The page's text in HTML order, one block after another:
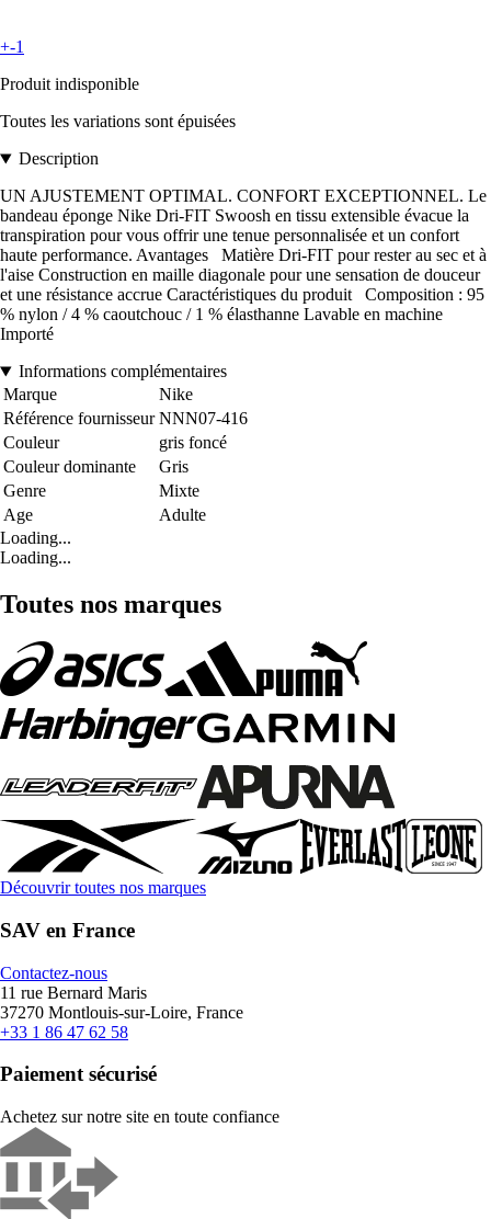
+-1
Produit indisponible
Toutes les variations sont épuisées
Description
UN AJUSTEMENT OPTIMAL. CONFORT EXCEPTIONNEL. Le
bandeau éponge Nike Dri-FIT Swoosh en tissu extensible évacue la
transpiration pour vous offrir une tenue personnalisée et un confort
haute performance. Avantages Matière Dri-FIT pour rester au sec et à
l'aise Construction en maille diagonale pour une sensation de douceur
et une résistance accrue Caractéristiques du produit Composition : 95
% nylon / 4 % caoutchouc / 1 % élasthanne Lavable en machine
Importé
Informations complémentaires
Marque
Nike
Référence fournisseur NNN07-416
Couleur
gris foncé
Couleur dominante
Gris
Genre
Mixte
Age
Adulte
Loading...
Loading...
Toutes nos marques
Découvrir toutes nos marques
SAV en France
Contactez-nous
11 rue Bernard Maris
37270 Montlouis-sur-Loire, France
+33 1 86 47 62 58
Paiement sécurisé
Achetez sur notre site en toute confiance